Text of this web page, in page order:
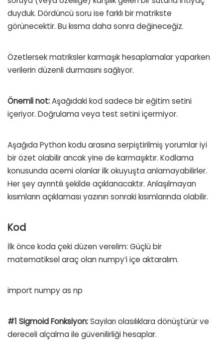
duyduk. Dördüncü soru ise farklı bir matrikste
görünecektir. Bu kısma daha sonra değineceğiz.
Özetlersek matriksler karmaşık hesaplamalar yaparken
verilerin düzenli durmasını sağlıyor.
Önemli not:Aşağıdaki kod sadece bir eğitim setini
içeriyor. Doğrulama veya test setini içermiyor.
Aşağıda Python kodu arasına serpiştirilmiş yorumlar iyi
bir özet olabilir ancak yine de karmaşıktır. Kodlama
konusunda acemi olanlar ilk okuyuşta anlamayabilirler.
Her şey ayrıntılı şekilde açıklanacaktır. Anlaşılmayan
kısımların açıklaması yazının sonraki kısımlarında olabilir.
Kod
İlk önce koda çeki düzen verelim: Güçlü bir
matematiksel araç olan numpy’i içe aktaralım.
import numpy as np
#1 Sigmoid Fonksiyon:Sayıları olasılıklara dönüştürür ve
dereceli alçalma ile güvenilirliği hesaplar.